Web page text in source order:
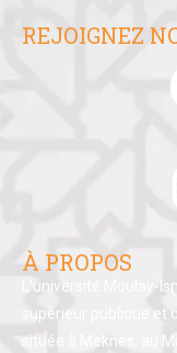
REJOIGNEZ
À PROPOS
L’université Moulay-
supérieur publique et
située à Meknès, au